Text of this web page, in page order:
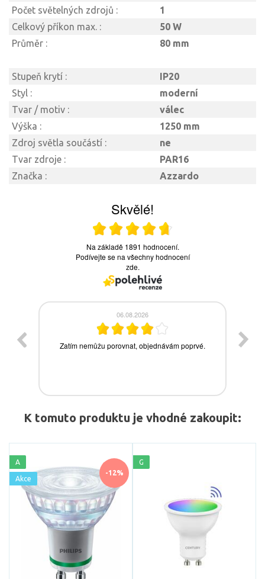
Počet světelných zdrojů :
1
Celkový příkon max. :
50 W
Průměr :
80 mm
Stupeň krytí :
IP20
Styl :
moderní
Tvar / motiv :
válec
Výška :
1250 mm
Zdroj světla součástí :
ne
Tvar zdroje :
PAR16
Značka :
Azzardo
K tomuto produktu je vhodné zakoupit:
-12%
A
Akce
G